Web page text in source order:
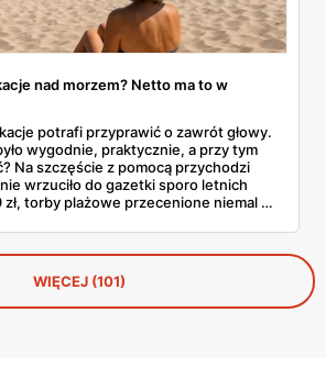
nad morzem? Netto ma to w
głowy.
wygodnie, praktycznie, a przy tym
Na szczęście z pomocą przychodzi
wrzuciło do gazetki sporo letnich
zł, torby plażowe przecenione niemal o
mieć w walizce, czeka w
I to jeszcze przed sezonem
co konkretnie opłaca się teraz
i zabrać ze sobą na piasek, fale i…
WIĘCEJ (101)